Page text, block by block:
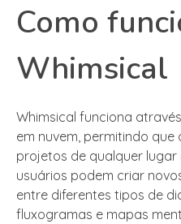
Como
Whimsical
Whimsical funciona
em nuvem, permitindo que
projetos de qualquer
usuários podem criar
entre diferentes tipos de
fluxogramas e mapas